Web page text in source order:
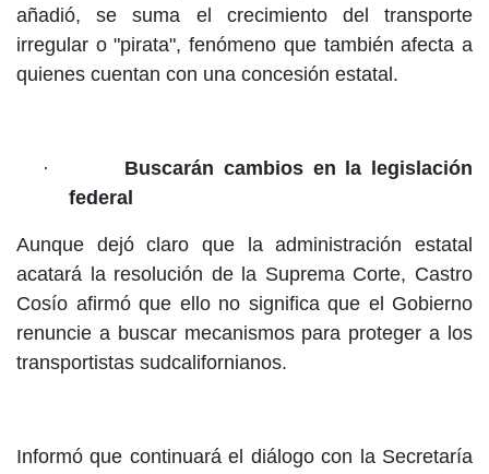
añadió, se suma el crecimiento del transporte
irregular o "pirata", fenómeno que también afecta a
quienes cuentan con una concesión estatal.
·
Buscarán cambios en la legislación
federal
Aunque dejó claro que la administración estatal
acatará la resolución de la Suprema Corte, Castro
Cosío afirmó que ello no significa que el Gobierno
renuncie a buscar mecanismos para proteger a los
transportistas sudcalifornianos.
Informó que continuará el diálogo con la Secretaría